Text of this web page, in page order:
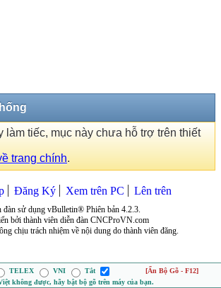
làm tiếc, mục này chưa hỗ trợ trên thiết
trang chính.
Đăng Ký Xem trên PC Lên trên
đàn sử dụng vBulletin® Phiên bản 4.2.3.
bởi thành viên diễn đàn CNCProVN.com
chịu trách nhiệm về nội dung do thành viên đăng.
TELEX VNI Tắt
[Ẩn Bộ Gõ - F12]
không được, hãy bật bộ gõ trên máy của bạn.